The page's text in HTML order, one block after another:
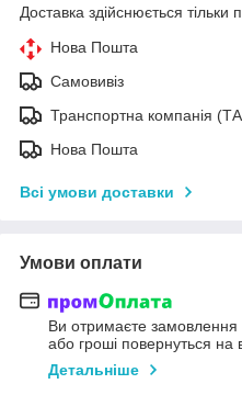
Доставка здійснюється тільки
Нова Пошта
Самовивіз
Транспортна компанія
Нова Пошта
Всі умови доставки
Умови оплати
Ви отримаєте замовлення
або гроші повернуться на
Детальніше